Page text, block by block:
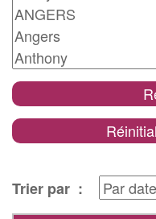
Trier par :